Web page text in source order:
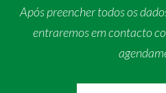
Após preencher todos os
entraremos em contacto